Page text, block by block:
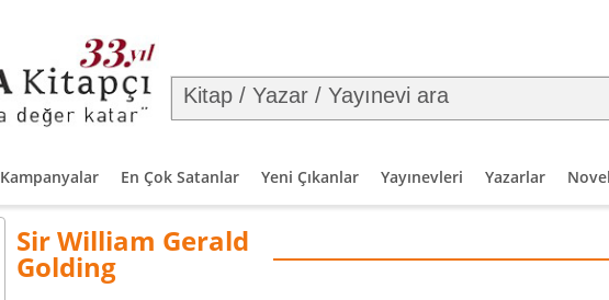
Kampanyalar En Çok Satanlar Yeni Çıkanlar Yayınevleri Yazarlar
Sir William Gerald
Golding